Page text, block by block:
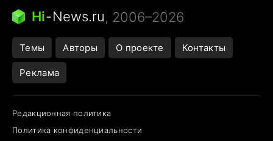
Следующая пандемия
Hi-News.ru, 2006–2026
Темы Авторы О проекте Контакты
Реклама
Редакционная политика
Политика конфиденциальности